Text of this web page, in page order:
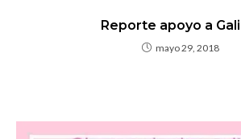
Reporte apoyo a
mayo 29, 2018